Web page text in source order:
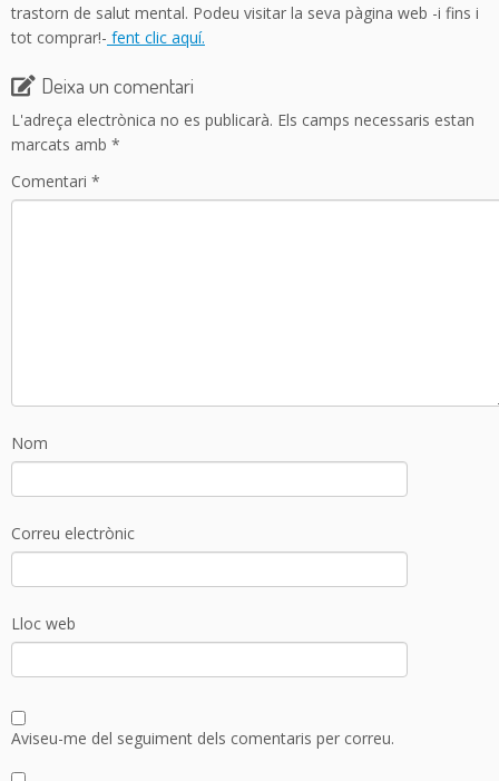
trastorn de salut mental. Podeu visitar la seva pàgina web -i fins i
tot comprar!- fent clic aquí.
Deixa un comentari
L'adreça electrònica no es publicarà. Els camps necessaris estan
marcats amb *
Comentari *
Nom
Correu electrònic
Lloc web
Aviseu-me del seguiment dels comentaris per correu.